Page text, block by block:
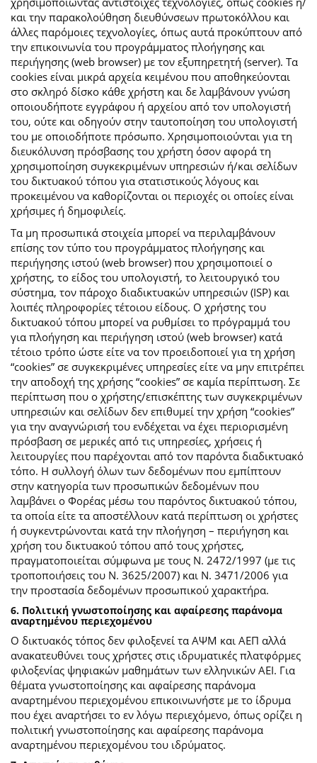
και την παρακολούθηση διευθύνσεων πρωτοκόλλου και
άλλες παρόμοιες τεχνολογίες, όπως αυτά προκύπτουν από
την επικοινωνία του προγράμματος πλοήγησης και
περιήγησης (web browser) με τον εξυπηρετητή (server). Τα
cookies είναι μικρά αρχεία κειμένου που αποθηκεύονται
στο σκληρό δίσκο κάθε χρήστη και δε λαμβάνουν γνώση
οποιουδήποτε εγγράφου ή αρχείου από τον υπολογιστή
του, ούτε και οδηγούν στην ταυτοποίηση του υπολογιστή
του με οποιοδήποτε πρόσωπο. Χρησιμοποιούνται για τη
διευκόλυνση πρόσβασης του χρήστη όσον αφορά τη
χρησιμοποίηση συγκεκριμένων υπηρεσιών ή/και σελίδων
του δικτυακού τόπου για στατιστικούς λόγους και
προκειμένου να καθορίζονται οι περιοχές οι οποίες είναι
χρήσιμες ή δημοφιλείς.
Τα μη προσωπικά στοιχεία μπορεί να περιλαμβάνουν
επίσης τον τύπο του προγράμματος πλοήγησης και
περιήγησης ιστού (web browser) που χρησιμοποιεί ο
χρήστης, το είδος του υπολογιστή, το λειτουργικό του
σύστημα, τον πάροχο διαδικτυακών υπηρεσιών (ISP) και
λοιπές πληροφορίες τέτοιου είδους. Ο χρήστης του
δικτυακού τόπου μπορεί να ρυθμίσει το πρόγραμμά του
για πλοήγηση και περιήγηση ιστού (web browser) κατά
τέτοιο τρόπο ώστε είτε να τον προειδοποιεί για τη χρήση
“cookies” σε συγκεκριμένες υπηρεσίες είτε να μην επιτρέπει
την αποδοχή της χρήσης “cookies” σε καμία περίπτωση. Σε
περίπτωση που ο χρήστης/επισκέπτης των συγκεκριμένων
υπηρεσιών και σελίδων δεν επιθυμεί την χρήση “cookies”
για την αναγνώρισή του ενδέχεται να έχει περιορισμένη
πρόσβαση σε μερικές από τις υπηρεσίες, χρήσεις ή
λειτουργίες που παρέχονται από τον παρόντα διαδικτυακό
τόπο. Η συλλογή όλων των δεδομένων που εμπίπτουν
στην κατηγορία των προσωπικών δεδομένων που
λαμβάνει ο Φορέας μέσω του παρόντος δικτυακού τόπου,
τα οποία είτε τα αποστέλλουν κατά περίπτωση οι χρήστες
ή συγκεντρώνονται κατά την πλοήγηση – περιήγηση και
χρήση του δικτυακού τόπου από τους χρήστες,
πραγματοποιείται σύμφωνα με τους Ν. 2472/1997 (με τις
τροποποιήσεις του Ν. 3625/2007) και Ν. 3471/2006 για
την προστασία δεδομένων προσωπικού χαρακτήρα.
6. Πολιτική γνωστοποίησης και αφαίρεσης παράνομα
αναρτημένου περιεχομένου
Ο δικτυακός τόπος δεν φιλοξενεί τα ΑΨΜ και ΑΕΠ αλλά
ανακατευθύνει τους χρήστες στις ιδρυματικές πλατφόρμες
φιλοξενίας ψηφιακών μαθημάτων των ελληνικών ΑΕΙ. Για
θέματα γνωστοποίησης και αφαίρεσης παράνομα
αναρτημένου περιεχομένου επικοινωνήστε με το ίδρυμα
που έχει αναρτήσει το εν λόγω περιεχόμενο, όπως ορίζει η
πολιτική γνωστοποίησης και αφαίρεσης παράνομα
αναρτημένου περιεχομένου του ιδρύματος.